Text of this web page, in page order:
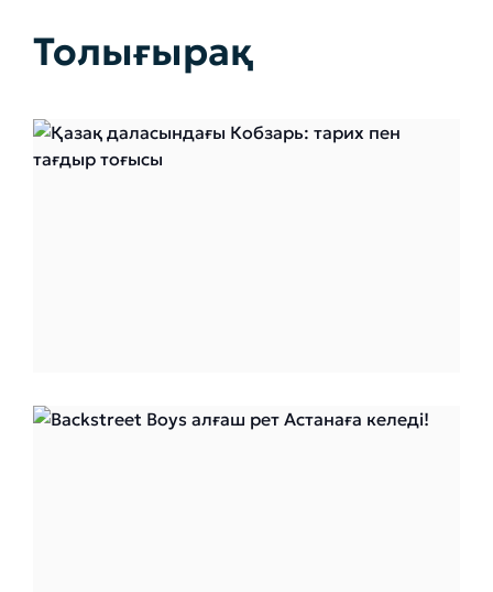
Толығырақ